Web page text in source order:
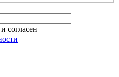
согласен